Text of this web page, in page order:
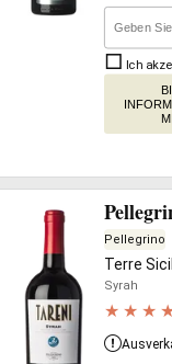
Ich
Pellegrino
Terre
Syrah